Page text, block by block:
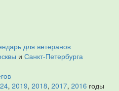
для ветеранов
и Санкт-Петербурга
, 2019, 2018, 2017, 2016 годы